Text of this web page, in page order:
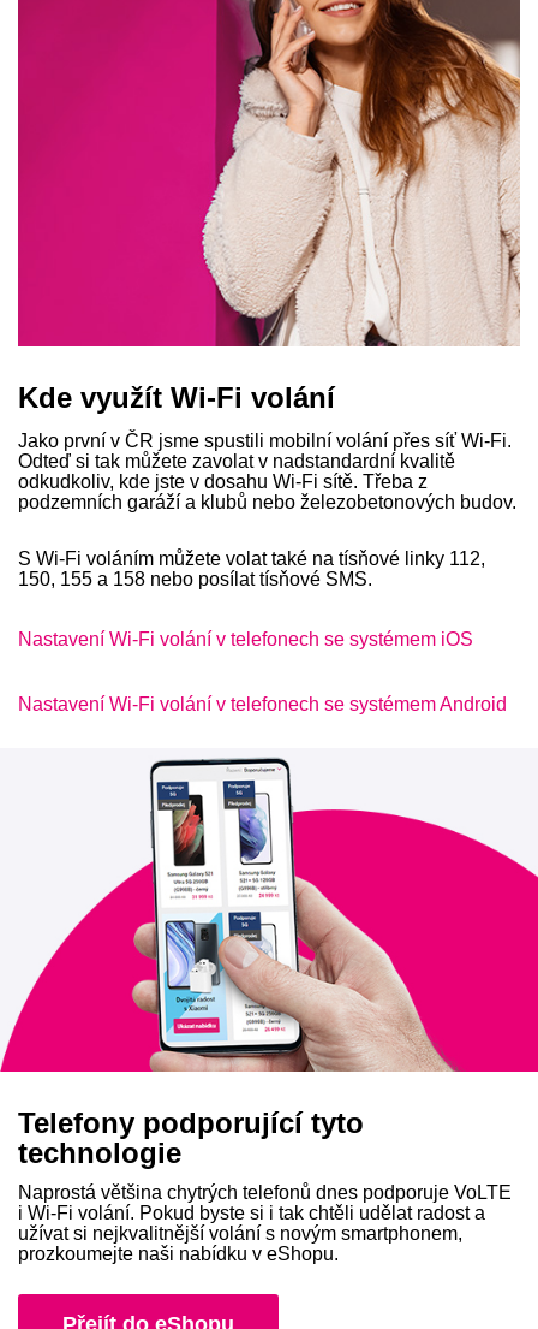
Kde využít Wi-Fi volání
Jako první v ČR jsme spustili mobilní volání přes síť Wi-Fi.
Odteď si tak můžete zavolat v nadstandardní kvalitě
odkudkoliv, kde jste v dosahu Wi-Fi sítě. Třeba z
podzemních garáží a klubů nebo železobetonových budov.
S Wi-Fi voláním můžete volat také na tísňové linky 112,
150, 155 a 158 nebo posílat tísňové SMS.
Nastavení Wi-Fi volání v telefonech se systémem iOS
Nastavení Wi-Fi volání v telefonech se systémem Android
Telefony podporující tyto
technologie
Naprostá většina chytrých telefonů dnes podporuje VoLTE
i Wi-Fi volání. Pokud byste si i tak chtěli udělat radost a
užívat si nejkvalitnější volání s novým smartphonem,
prozkoumejte naši nabídku v eShopu.
Přejít do eShopu